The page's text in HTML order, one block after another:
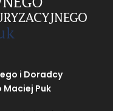
i Doradcy
Puk